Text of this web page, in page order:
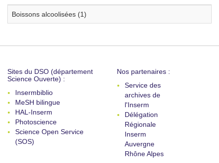
Boissons alcoolisées (1)
Sites du DSO (département
Science Ouverte) :
Insermbiblio
MeSH bilingue
HAL-Inserm
Photoscience
Science Open Service
(SOS)
Nos partenaires :
Service des
archives de
l'Inserm
Délégation
Régionale
Inserm
Auvergne
Rhône Alpes